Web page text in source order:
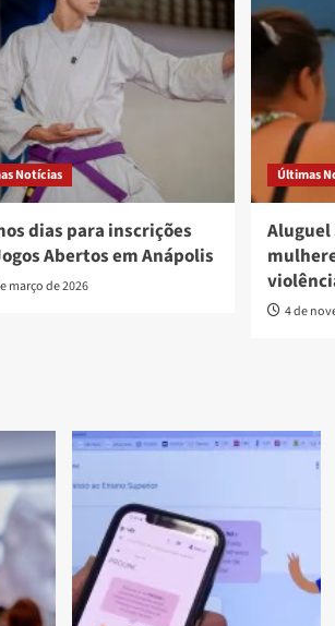
Notícias
dias para inscrições
Abertos em Anápolis
março de 2026
Últimas
Aluguel
4 de